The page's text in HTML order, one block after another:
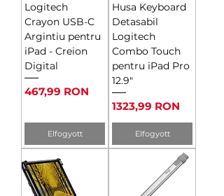
Logitech
Crayon USB-C
Argintiu pentru
iPad - Creion
Digital
Ár
467,99 RON
Elfogyott
Husa Keyboard
Detasabil
Logitech
Combo Touch
pentru iPad Pro
12.9"
Ár
1323,99 RON
Elfogyott